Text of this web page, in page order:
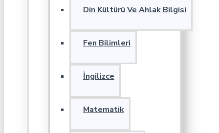
Din Kültürü Ve Ahlak Bilgisi
Fen Bilimleri
İngilizce
Matematik